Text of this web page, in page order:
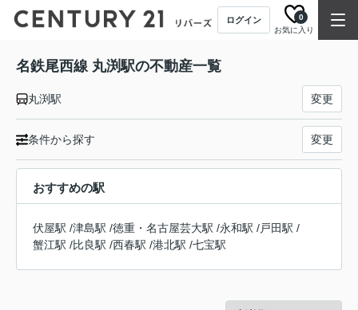
ログイン
お気に入り
0
名鉄尾西線 丸渕駅の不動産一覧
丸渕駅 変更
条件から探す 変更
おすすめの駅
伏屋駅 /津島駅 /徳重・名古屋芸大駅 /永和駅 /戸田駅 /
蟹江駅 /比良駅 /西春駅 /港北駅 /七宝駅